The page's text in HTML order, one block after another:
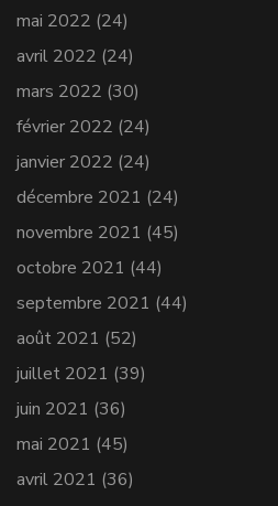
mai 2022 (24)
avril 2022 (24)
mars 2022 (30)
février 2022 (24)
janvier 2022 (24)
décembre 2021 (24)
novembre 2021 (45)
octobre 2021 (44)
septembre 2021 (44)
août 2021 (52)
juillet 2021 (39)
juin 2021 (36)
mai 2021 (45)
avril 2021 (36)